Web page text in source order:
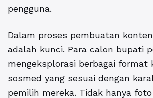
pengguna.
Dalam proses pembuatan
adalah kunci. Para calon bupati
mengeksplorasi berbagai format
sosmed yang sesuai dengan
pemilih mereka. Tidak hanya